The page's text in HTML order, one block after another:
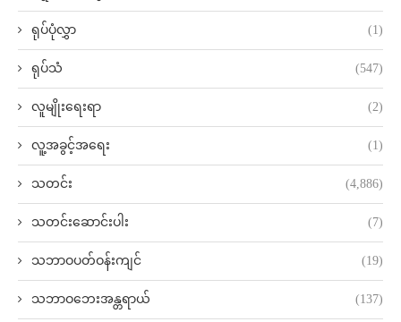
ရုပ်ပုံလွှာ (1)
ရုပ်သံ (547)
လူမျိုးရေးရာ (2)
လူ့အခွင့်အရေး (1)
သတင်း (4,886)
သတင်းဆောင်းပါး (7)
သဘာဝပတ်ဝန်းကျင် (19)
သဘာဝဘေးအန္တရာယ် (137)